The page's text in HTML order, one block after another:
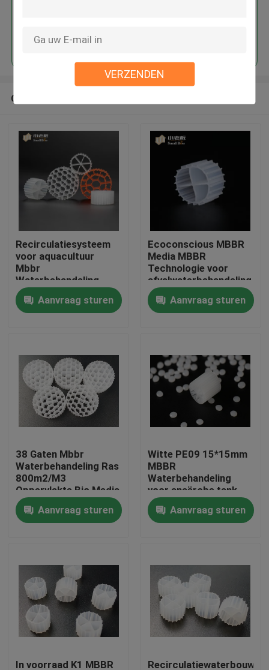
VERZENDEN
Producten
Ongeveer ons
Kwaliteitscontrole
Contacteer ons
Verzoek om een Citaat
MBBR-filtermedia
De biomedia van MBBR
Geadviseerde Producten
Recirculatiesysteem
voor aquacultuur
Mbbr
Waterbehandeling
Drijvende drager
Aanvraag sturen
Ecoconscious MBBR
Media MBBR
Technologie voor
afvalwaterbehandeling
Aanvraag sturen
38 Gaten Mbbr
Waterbehandeling Ras
800m2/M3
Oppervlakte Bio Media
Aanvraag sturen
Witte PE09 15*15mm
MBBR
Waterbehandeling
voor anaërobe tank
Aanvraag sturen
In voorraad K1 MBBR